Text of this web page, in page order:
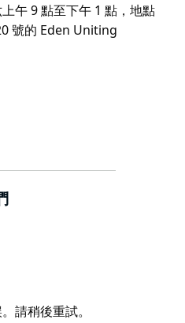
午 9 點至下午 1 點，地點
號的 Eden Uniting
村市場。除了經典的小古
手工業和可持續發展倡議的
圍環境的窗口，也是發現便
的現場音樂和“家常”美食。
的美麗位置，讓遊客可以享
將看到一個熱衷於享受自我
。
請稍後重試。